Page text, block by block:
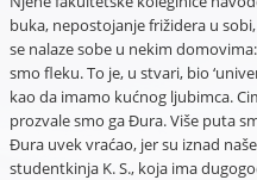
buka, nepostojanje frižidera u
se nalaze sobe u nekim
smo fleku. To je, u stvari, bio
kao da imamo kućnog ljubimca.
prozvale smo ga Đura. Više puta
Đura uvek vraćao, jer su iznad
studentkinja K. S., koja ima